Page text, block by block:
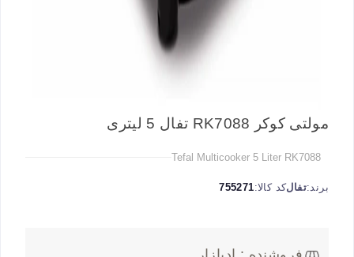
مولتی کوکر RK7088 تفال 5 لیتری
Tefal Multicooker 5 Liter RK7088
برند:تفالکد کالا:755271